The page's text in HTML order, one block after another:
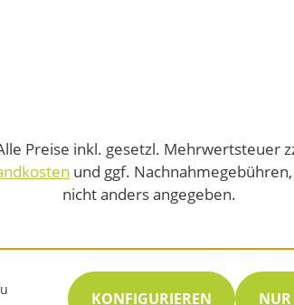
Preise inkl. gesetzl. Mehrwertsteuer
und ggf.
nicht anders angegeben.
KONFIGURIEREN